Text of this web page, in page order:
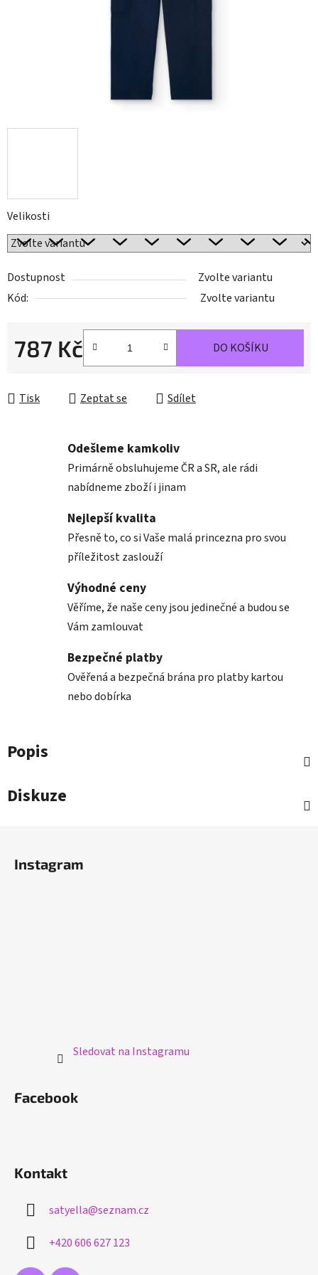
Velikosti
Dostupnost
Zvolte variantu
Kód:
Zvolte variantu
787 Kč DO KOŠÍKU
Tisk Zeptat se Sdílet
Odešleme kamkoliv
Primárně obsluhujeme ČR a SR, ale rádi
nabídneme zboží i jinam
Nejlepší kvalita
Přesně to, co si Vaše malá princezna pro svou
příležitost zaslouží
Výhodné ceny
Věříme, že naše ceny jsou jedinečné a budou se
Vám zamlouvat
Bezpečné platby
Ověřená a bezpečná brána pro platby kartou
nebo dobírka
Popis
Diskuze
Instagram
Sledovat na Instagramu
Facebook
Kontakt
satyella@seznam.cz
+420 606 627 123